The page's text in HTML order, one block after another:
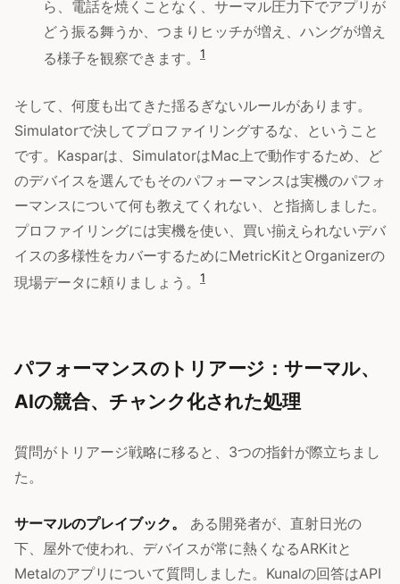
ら、電話を焼くことなく、サーマル圧力下でアプリが
どう振る舞うか、つまりヒッチが増え、ハングが増え
る様子を観察できます。
1
そして、何度も出てきた揺るぎないルールがあります。
Simulatorで決してプロファイリングするな、ということ
です。Kasparは、SimulatorはMac上で動作するため、ど
のデバイスを選んでもそのパフォーマンスは実機のパフォ
ーマンスについて何も教えてくれない、と指摘しました。
プロファイリングには実機を使い、買い揃えられないデバ
イスの多様性をカバーするためにMetricKitとOrganizerの
現場データに頼りましょう。
1
パフォーマンスのトリアージ：サーマル、
AIの競合、チャンク化された処理
質問がトリアージ戦略に移ると、3つの指針が際立ちまし
た。
サーマルのプレイブック。
ある開発者が、直射日光の
下、屋外で使われ、デバイスが常に熱くなるARKitと
Metalのアプリについて質問しました。Kunalの回答はAPI